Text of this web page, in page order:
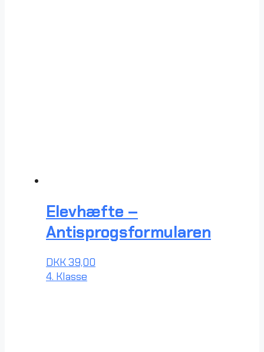
Elevhæfte –
Antisprogsformularen
DKK39,00
4. Klasse